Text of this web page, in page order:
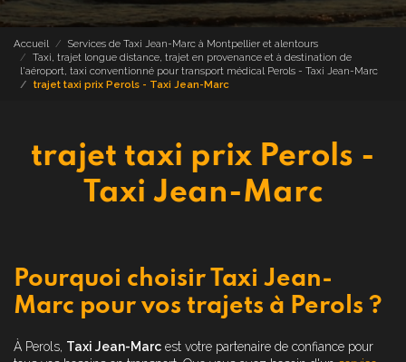
Accueil
Services de Taxi Jean-Marc à Montpellier et alentours
Taxi, trajet longue distance, trajet en provenance et à destination de
l'aéroport, taxi conventionné pour transport médical Perols - Taxi Jean-Marc
trajet taxi prix Perols - Taxi Jean-Marc
trajet taxi prix Perols -
Taxi Jean-Marc
Pourquoi choisir Taxi Jean-
Marc pour vos trajets à Perols ?
À Perols, Taxi Jean-Marc est votre partenaire de confiance pour